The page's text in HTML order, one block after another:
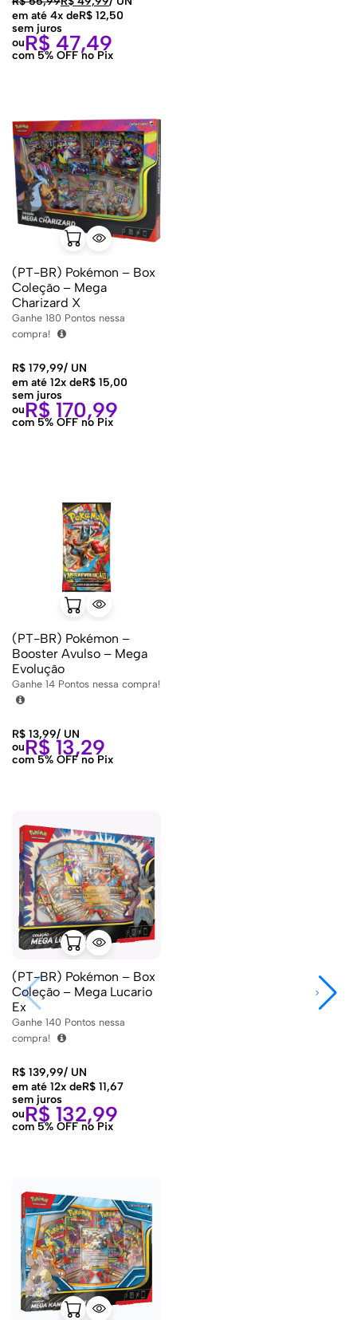
em até 4x deR$ 12,50
sem juros
ouR$ 47,49
com 5% OFF no Pix
(PT-BR) Pokémon – Box
Coleção – Mega
Charizard X
Ganhe 180 Pontos nessa
compra!
R$ 179,99/ UN
em até 12x deR$ 15,00
sem juros
ouR$ 170,99
com 5% OFF no Pix
(PT-BR) Pokémon –
Booster Avulso – Mega
Evolução
Ganhe 14 Pontos nessa compra!
R$ 13,99/ UN
ouR$ 13,29
com 5% OFF no Pix
(PT-BR) Pokémon – Box
Coleção – Mega Lucario
Ex
Ganhe 140 Pontos nessa
compra!
R$ 139,99/ UN
em até 12x deR$ 11,67
sem juros
ouR$ 132,99
com 5% OFF no Pix